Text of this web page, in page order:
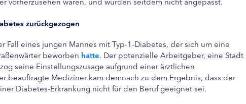
zurückgezogen
Fall eines jungen Mannes mit Typ-1-Diabetes, der sich um eine
beworben hatte. Der potenzielle Arbeitgeber, eine Stadt
seine Einstellungszusage aufgrund einer ärztlichen
beauftragte Mediziner kam demnach zu dem Ergebnis, dass der
Diabetes-Erkrankung nicht für den Beruf geeignet sei.